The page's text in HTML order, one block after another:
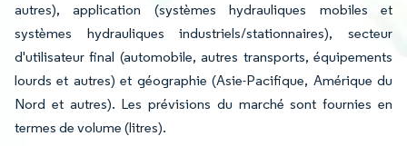
autres), application (systèmes hydrauliques mobiles et
systèmes hydrauliques industriels/stationnaires), secteur
d'utilisateur final (automobile, autres transports, équipements
lourds et autres) et géographie (Asie-Pacifique, Amérique du
Nord et autres). Les prévisions du marché sont fournies en
termes de volume (litres).